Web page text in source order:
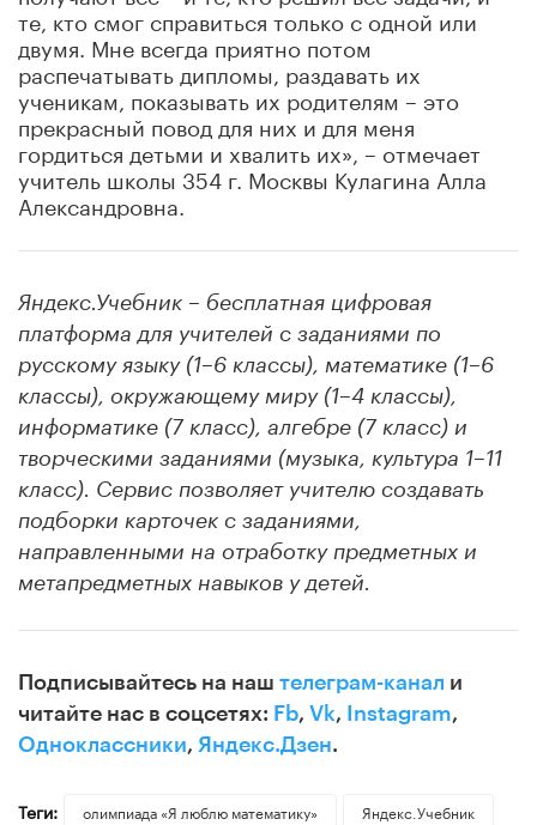
те, кто смог справиться только с одной или
двумя. Мне всегда приятно потом
распечатывать дипломы, раздавать их
ученикам, показывать их родителям – это
прекрасный повод для них и для меня
гордиться детьми и хвалить их», – отмечает
учитель школы 354 г. Москвы Кулагина Алла
Александровна.
Яндекс.Учебник – бесплатная цифровая
платформа для учителей с заданиями по
русскому языку (1–6 классы), математике (1–6
классы), окружающему миру (1–4 классы),
информатике (7 класс), алгебре (7 класс) и
творческими заданиями (музыка, культура 1–11
класс). Сервис позволяет учителю создавать
подборки карточек с заданиями,
направленными на отработку предметных и
метапредметных навыков у детей.
Подписывайтесь на наш телеграм-канал и
читайте нас в соцсетях: Fb, Vk, Instagram,
Одноклассники, Яндекс.Дзен.
Теги: олимпиада «Я люблю математику»
Яндекс.Учебник